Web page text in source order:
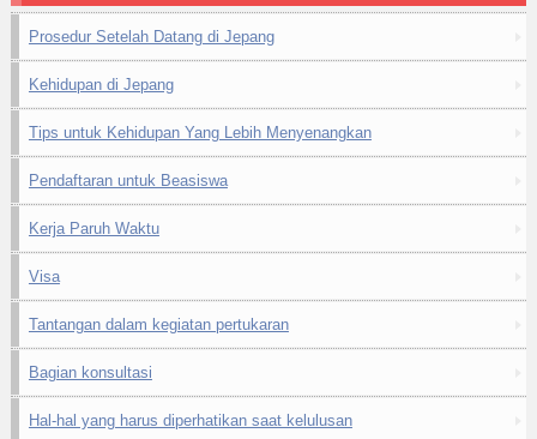
Prosedur Setelah Datang di Jepang
Kehidupan di Jepang
Tips untuk Kehidupan Yang Lebih Menyenangkan
Pendaftaran untuk Beasiswa
Kerja Paruh Waktu
Visa
Tantangan dalam kegiatan pertukaran
Bagian konsultasi
Hal-hal yang harus diperhatikan saat kelulusan